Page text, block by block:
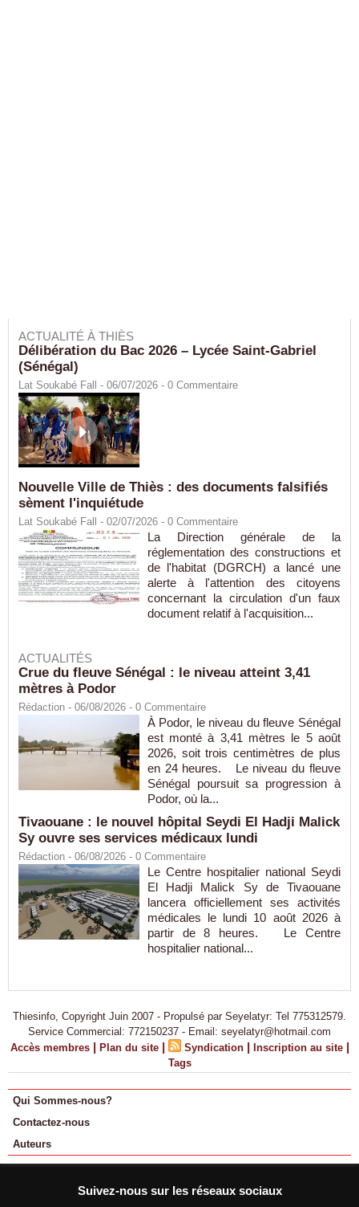
ACTUALITÉ À THIÈS
Délibération du Bac 2026 – Lycée Saint-Gabriel
(Sénégal)
Lat Soukabé Fall - 06/07/2026 - 0 Commentaire
Nouvelle Ville de Thiès : des documents falsifiés
sèment l'inquiétude
Lat Soukabé Fall - 02/07/2026 - 0 Commentaire
La Direction générale de la
réglementation des constructions et
de l'habitat (DGRCH) a lancé une
alerte à l'attention des citoyens
concernant la circulation d'un faux
document relatif à l'acquisition...
ACTUALITÉS
Crue du fleuve Sénégal : le niveau atteint 3,41
mètres à Podor
Rédaction - 06/08/2026 - 0 Commentaire
À Podor, le niveau du fleuve Sénégal
est monté à 3,41 mètres le 5 août
2026, soit trois centimètres de plus
en 24 heures. Le niveau du fleuve
Sénégal poursuit sa progression à
Podor, où la...
Tivaouane : le nouvel hôpital Seydi El Hadji Malick
Sy ouvre ses services médicaux lundi
Rédaction - 06/08/2026 - 0 Commentaire
Le Centre hospitalier national Seydi
El Hadji Malick Sy de Tivaouane
lancera officiellement ses activités
médicales le lundi 10 août 2026 à
partir de 8 heures. Le Centre
hospitalier national...
Thiesinfo, Copyright Juin 2007 - Propulsé par Seyelatyr: Tel 775312579.
Service Commercial: 772150237 - Email: seyelatyr@hotmail.com
Accès membres | Plan du site | Syndication | Inscription au site |
Tags
Qui Sommes-nous?
Contactez-nous
Auteurs
Suivez-nous sur les réseaux sociaux